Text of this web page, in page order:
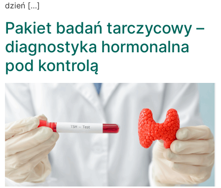
dzień […]
Pakiet badań tarczycowy –
diagnostyka hormonalna
pod kontrolą